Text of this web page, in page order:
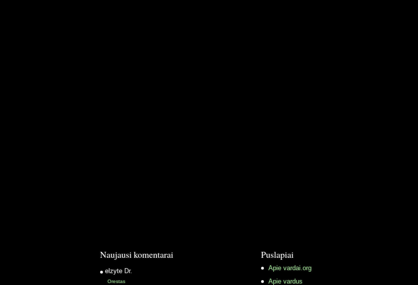
Naujausi komentarai
elzyte Dr.
Orestas
Puslapiai
Apie vardai.org
Apie vardus